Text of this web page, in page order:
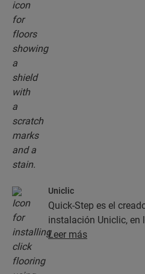
Uniclic
Quick-Step es el
instalación Uniclic, en
estándar de
Leer más